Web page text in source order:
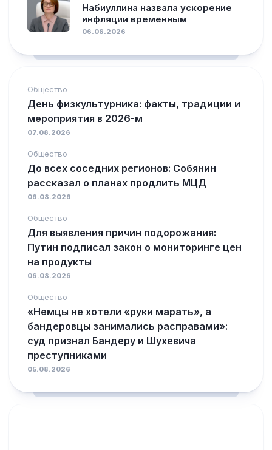
Набиуллина назвала ускорение
инфляции временным
06.08.2026
Общество
День физкультурника: факты, традиции и
мероприятия в 2026-м
07.08.2026
Общество
До всех соседних регионов: Собянин
рассказал о планах продлить МЦД
06.08.2026
Общество
Для выявления причин подорожания:
Путин подписал закон о мониторинге цен
на продукты
06.08.2026
Общество
«Немцы не хотели «руки марать», а
бандеровцы занимались расправами»:
суд признал Бандеру и Шухевича
преступниками
05.08.2026